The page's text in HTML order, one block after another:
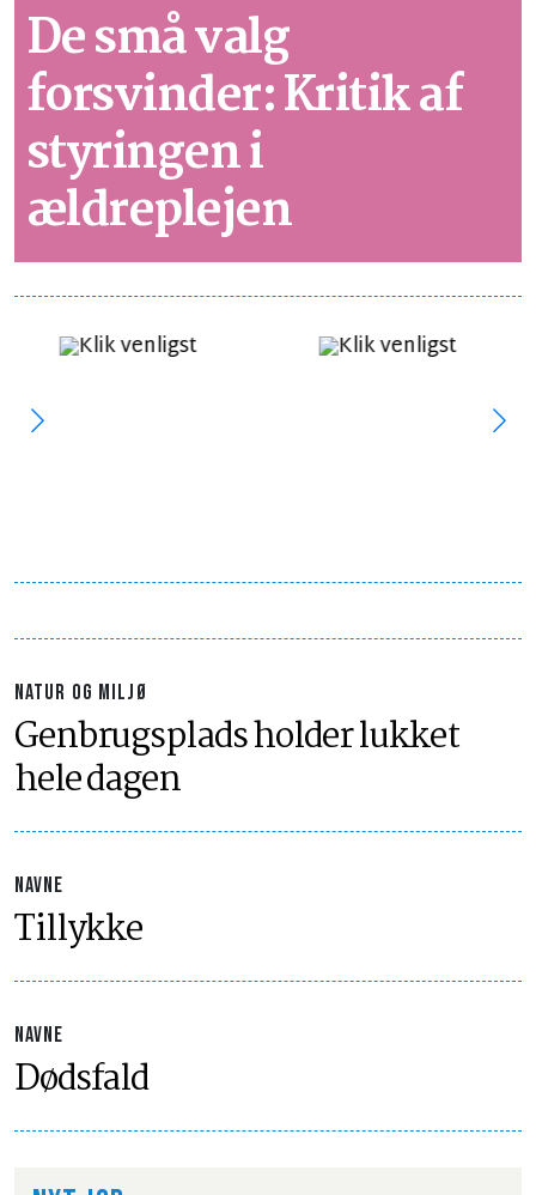
De små valg
forsvinder: Kritik af
styringen i
ældreplejen
NATUR OG MILJØ
Genbrugsplads holder lukket
hele dagen
NAVNE
Tillykke
NAVNE
Dødsfald